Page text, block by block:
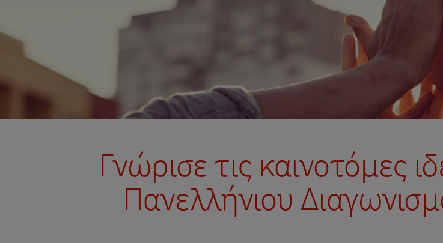
Γνώρισε τις καινοτόμες
Πανελλήνιου